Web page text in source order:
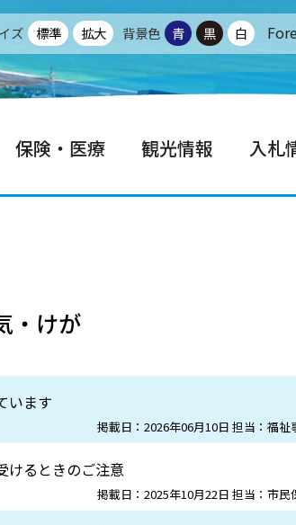
ズ 標準 拡大 背景色 青 黒 白
保険・医療 観光情報 入札
・けが
います
掲載日：2026年06月10日 担当：福祉
けるときのご注意
掲載日：2025年10月22日 担当：市民